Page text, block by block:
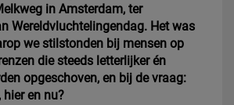
in Amsterdam, ter
Wereldvluchtelingendag. Het was
we stilstonden bij mensen op
die steeds letterlijker én
opgeschoven, en bij de vraag:
en nu?